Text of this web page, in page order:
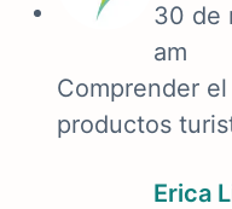
30 de
am
Comprender
productos
Erica